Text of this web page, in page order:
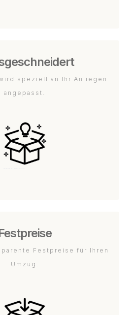
speziell an Ihr Anliegen
angepasst.
Festpreise für Ihren
Umzug.